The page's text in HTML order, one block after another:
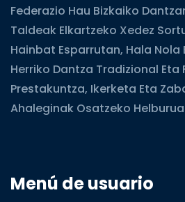
Federazio Hau Bizkaiko
Taldeak Elkartzeko Xedez
Hainbat Esparrutan, Hala Nola
Herriko Dantza Tradizional Eta
Prestakuntza, Ikerketa Eta
Ahaleginak Osatzeko Helburua
Menú de usuario